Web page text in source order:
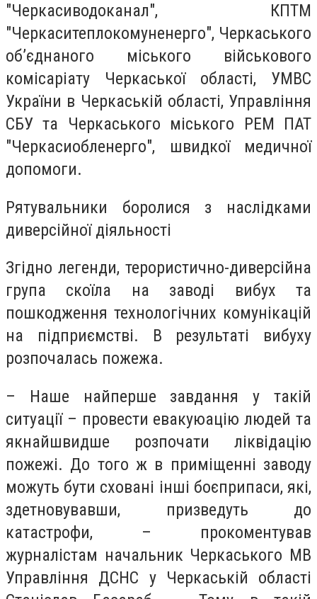
"Черкасиводоканал", КПТМ
"Черкаситеплокомуненерго", Черкаського
об’єднаного міського військового
комісаріату Черкаської області, УМВС
України в Черкаській області, Управління
СБУ та Черкаського міського РЕМ ПАТ
"Черкасиобленерго", швидкої медичної
допомоги.
Рятувальники боролися з наслідками
диверсійної діяльності
Згідно легенди, терористично-диверсійна
група скоїла на заводі вибух та
пошкодження технологічних комунікацій
на підприємстві. В результаті вибуху
розпочалась пожежа.
– Наше найперше завдання у такій
ситуації – провести евакуюацію людей та
якнайшвидше розпочати ліквідацію
пожежі. До того ж в приміщенні заводу
можуть бути сховані інші боєприпаси, які,
здетновувавши, призведуть до
катастрофи, – прокоментував
журналістам начальник Черкаського МВ
Управління ДСНС у Черкаській області